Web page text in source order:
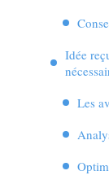
Idée
Les